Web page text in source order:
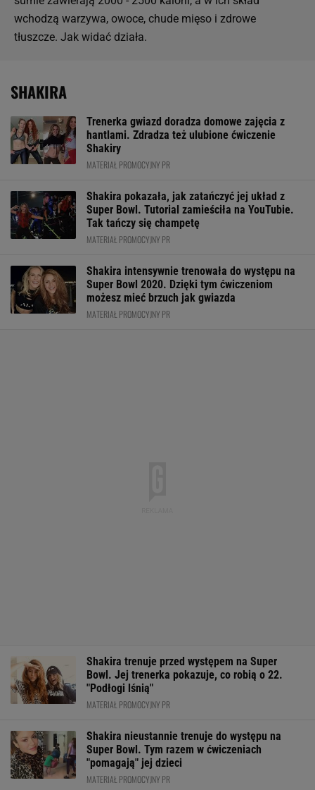
wchodzą warzywa, owoce, chude mięso i zdrowe
tłuszcze. Jak widać działa.
SHAKIRA
Trenerka gwiazd doradza domowe zajęcia z
hantlami. Zdradza też ulubione ćwiczenie
Shakiry
MATERIAŁ PROMOCYJNY PR
Shakira pokazała, jak zatańczyć jej układ z
Super Bowl. Tutorial zamieściła na YouTubie.
Tak tańczy się champetę
MATERIAŁ PROMOCYJNY PR
Shakira intensywnie trenowała do występu na
Super Bowl 2020. Dzięki tym ćwiczeniom
możesz mieć brzuch jak gwiazda
MATERIAŁ PROMOCYJNY PR
Shakira trenuje przed występem na Super
Bowl. Jej trenerka pokazuje, co robią o 22.
"Podłogi lśnią"
MATERIAŁ PROMOCYJNY PR
Shakira nieustannie trenuje do występu na
Super Bowl. Tym razem w ćwiczeniach
"pomagają" jej dzieci
MATERIAŁ PROMOCYJNY PR